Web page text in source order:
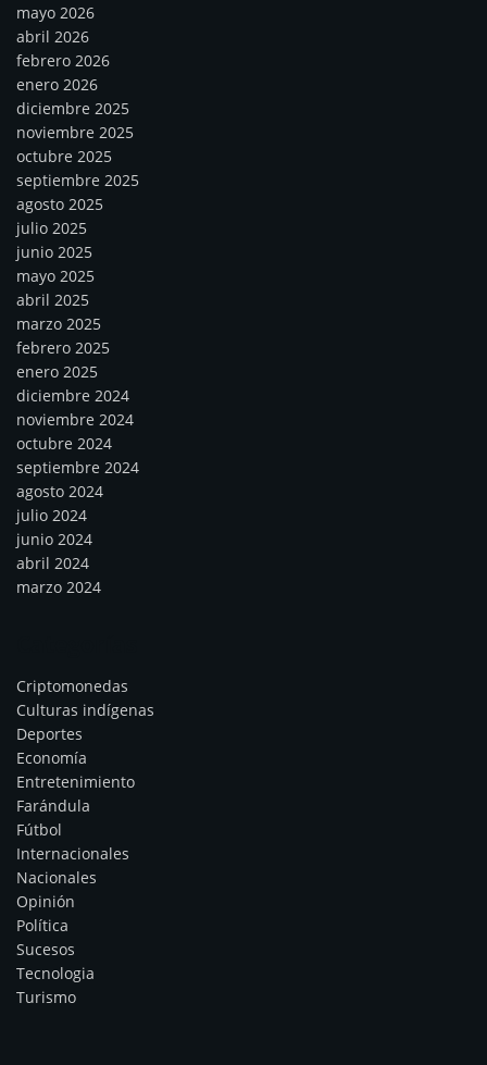
mayo 2026
abril 2026
febrero 2026
enero 2026
diciembre 2025
noviembre 2025
octubre 2025
septiembre 2025
agosto 2025
julio 2025
junio 2025
mayo 2025
abril 2025
marzo 2025
febrero 2025
enero 2025
diciembre 2024
noviembre 2024
octubre 2024
septiembre 2024
agosto 2024
julio 2024
junio 2024
abril 2024
marzo 2024
Criptomonedas
Culturas indígenas
Deportes
Economía
Entretenimiento
Farándula
Fútbol
Internacionales
Nacionales
Opinión
Política
Sucesos
Tecnologia
Turismo